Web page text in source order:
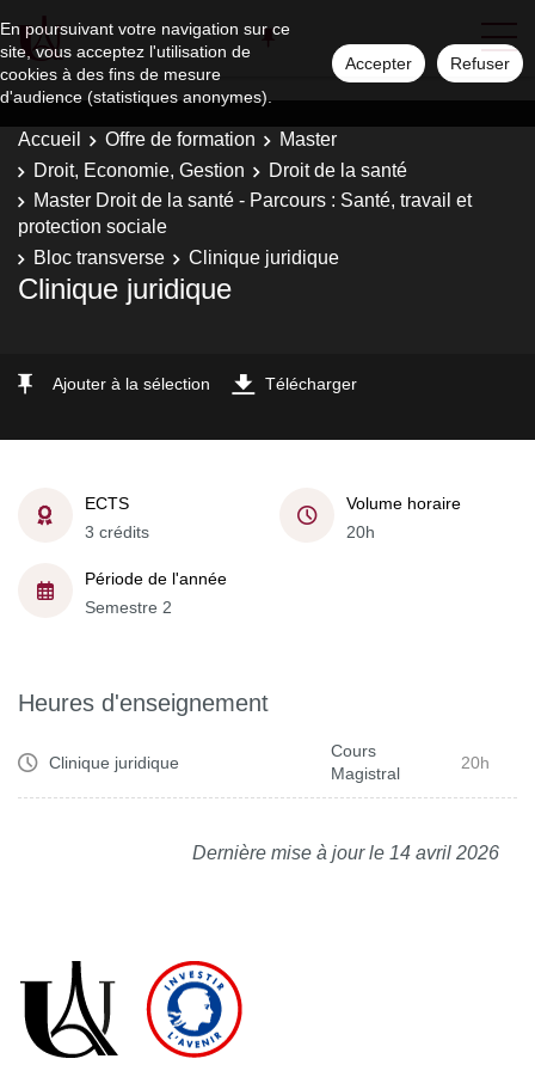
En poursuivant votre navigation sur ce
site, vous acceptez l'utilisation de
cookies à des fins de mesure
d'audience (statistiques anonymes).
Accepter Refuser
Accueil Offre de formation
Master
Droit, Economie, Gestion
Droit de la santé
Master Droit de la santé - Parcours : Santé, travail et
protection sociale
Bloc transverse
Clinique juridique
Clinique juridique
Ajouter à la sélection Télécharger
ECTS
3 crédits
Volume horaire
20h
Période de l'année
Semestre 2
Heures d'enseignement
Clinique juridique
Cours
Magistral
20h
Dernière mise à jour le 14 avril 2026